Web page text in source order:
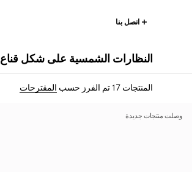
اتصل بنا
النظارات الشمسية على شكل قناع
المنتجات 17 تم الفرز حسب المقترحات
وصلت منتجات جديدة